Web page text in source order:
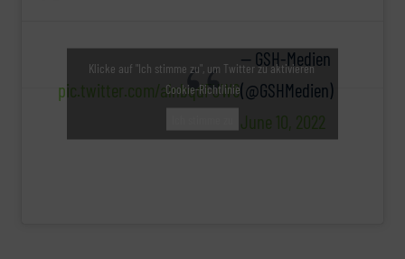
pic.twitter.com/alnbqdFUW6
— GSH-Medien
(@GSHMedien)
June 10, 2022
Klicke auf "Ich stimme zu", um Twitter zu aktivieren
Cookie-Richtlinie